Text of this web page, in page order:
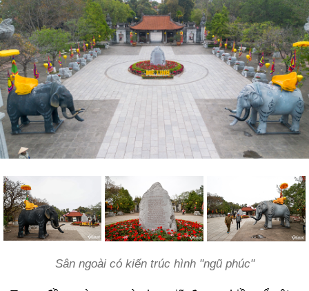
Sân ngoài có kiến trúc hình "ngũ phúc"